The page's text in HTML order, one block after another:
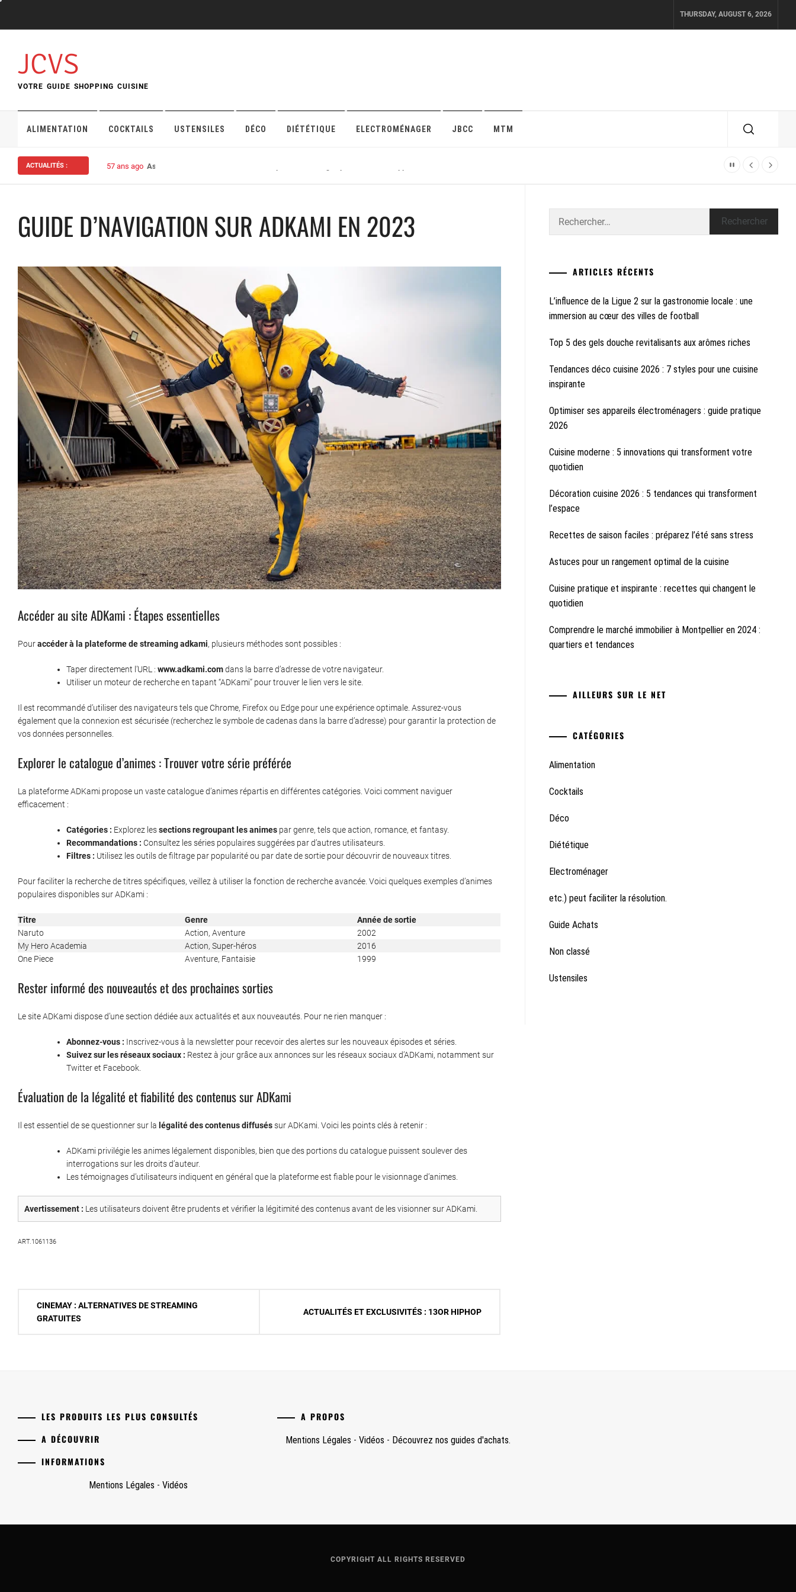
content
THURSDAY, AUGUST 6, 2026
JCVS
VOTRE GUIDE SHOPPING CUISINE
ALIMENTATION COCKTAILS USTENSILES DÉCO DIÉTÉTIQUE ELECTROMÉNAGER JBCC MTM
ACTUALITÉS : 57 ans ago Assurance habitation : bien choisir sa protection en ligne pour maison ou appartement
GUIDE D’NAVIGATION SUR ADKAMI EN 2023
Accéder au site ADKami : Étapes essentielles
Pouraccéder à la plateforme de streaming adkami, plusieurs méthodes sont possibles :
Taper directement l’URL : www.adkami.comdans la barre d’adresse de votre navigateur.
Utiliser un moteur de recherche en tapant “ADKami” pour trouver le lien vers le site.
Il est recommandé d’utiliser des navigateurs tels que Chrome, Firefox ou Edge pour une expérience optimale. Assurez-vous
également que la connexion est sécurisée (recherchez le symbole de cadenas dans la barre d’adresse) pour garantir la protection de
vos données personnelles.
Explorer le catalogue d’animes : Trouver votre série préférée
La plateforme ADKami propose un vaste catalogue d’animes répartis en différentes catégories. Voici comment naviguer
efficacement :
Catégories : Explorez lessections regroupant les animes par genre, tels que action, romance, et fantasy.
Recommandations : Consultez les séries populaires suggérées par d’autres utilisateurs.
Filtres : Utilisez les outils de filtrage par popularité ou par date de sortie pour découvrir de nouveaux titres.
Pour faciliter la recherche de titres spécifiques, veillez à utiliser la fonction de recherche avancée. Voici quelques exemples d’animes
populaires disponibles sur ADKami :
Titre Genre
Année de sortie
Naruto
Action, Aventure
2002
My Hero Academia
Action, Super-héros
2016
One Piece
Aventure, Fantaisie 1999
Rester informé des nouveautés et des prochaines sorties
Le site ADKami dispose d’une section dédiée aux actualités et aux nouveautés. Pour ne rien manquer :
Abonnez-vous : Inscrivez-vous à la newsletter pour recevoir des alertes sur les nouveaux épisodes et séries.
Suivez sur les réseaux sociaux : Restez à jour grâce aux annonces sur les réseaux sociaux d’ADKami, notamment sur
Twitter et Facebook.
Évaluation de la légalité et fiabilité des contenus sur ADKami
Il est essentiel de se questionner sur la légalité des contenus diffuséssur ADKami. Voici les points clés à retenir :
ADKami privilégie les animes légalement disponibles, bien que des portions du catalogue puissent soulever des
interrogations sur les droits d’auteur.
Les témoignages d’utilisateurs indiquent en général que la plateforme est fiable pour le visionnage d’animes.
Avertissement : Les utilisateurs doivent être prudents et vérifier la légitimité des contenus avant de les visionner sur ADKami.
ART.1061136
Navigation
CINEMAY : ALTERNATIVES DE STREAMING
GRATUITES
ACTUALITÉS ET EXCLUSIVITÉS : 13OR HIPHOP
ARTICLES RÉCENTS
L’influence de la Ligue 2 sur la gastronomie locale : une
immersion au cœur des villes de football
Top 5 des gels douche revitalisants aux arômes riches
Tendances déco cuisine 2026 : 7 styles pour une cuisine
inspirante
Optimiser ses appareils électroménagers : guide pratique
2026
Cuisine moderne : 5 innovations qui transforment votre
quotidien
Décoration cuisine 2026 : 5 tendances qui transforment
l’espace
Recettes de saison faciles : préparez l’été sans stress
Astuces pour un rangement optimal de la cuisine
Cuisine pratique et inspirante : recettes qui changent le
quotidien
Comprendre le marché immobilier à Montpellier en 2024 :
quartiers et tendances
AILLEURS SUR LE NET
CATÉGORIES
Alimentation
Cocktails
Déco
Diététique
Electroménager
etc.) peut faciliter la résolution.
Guide Achats
Non classé
Ustensiles
LES PRODUITS LES PLUS CONSULTÉS
A DÉCOUVRIR
INFORMATIONS
Mentions Légales -Vidéos
A PROPOS
Mentions Légales - Vidéos - Découvrez nos guides d'achats.
COPYRIGHT ALL RIGHTS RESERVED